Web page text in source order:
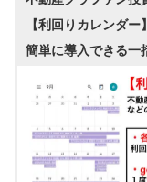
【利回りカレンダー】
簡単に導入できる一